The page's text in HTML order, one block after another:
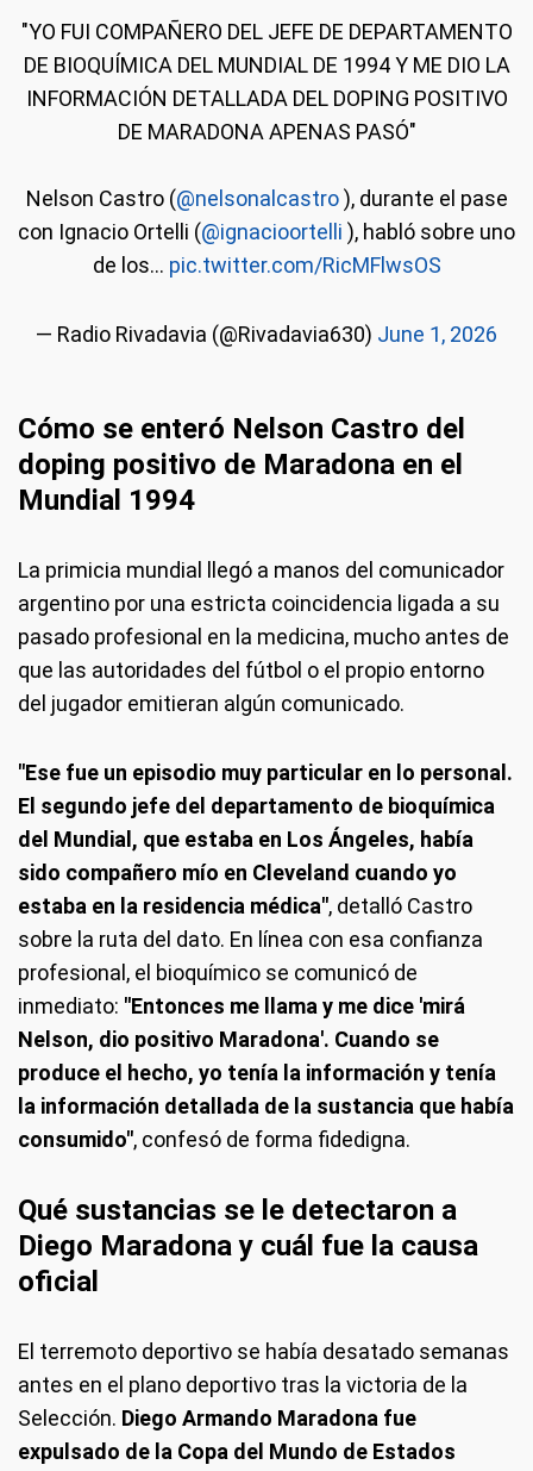
"YO FUI COMPAÑERO DEL JEFE DE DEPARTAMENTO
DE BIOQUÍMICA DEL MUNDIAL DE 1994 Y ME DIO LA
INFORMACIÓN DETALLADA DEL DOPING POSITIVO
DE MARADONA APENAS PASÓ"
Nelson Castro (@nelsonalcastro), durante el pase
con Ignacio Ortelli (@ignacioortelli ), habló sobre uno
de los… pic.twitter.com/RicMFlwsOS
— Radio Rivadavia (@Rivadavia630) June 1, 2026
Cómo se enteró Nelson Castro del
doping positivo de Maradona en el
Mundial 1994
La primicia mundial llegó a manos del comunicador
argentino por una estricta coincidencia ligada a su
pasado profesional en la medicina, mucho antes de
que las autoridades del fútbol o el propio entorno
del jugador emitieran algún comunicado.
"Ese fue un episodio muy particular en lo personal.
El segundo jefe del departamento de bioquímica
del Mundial, que estaba en Los Ángeles, había
sido compañero mío en Cleveland cuando yo
estaba en la residencia médica", detalló Castro
sobre la ruta del dato. En línea con esa confianza
profesional, el bioquímico se comunicó de
inmediato: "Entonces me llama y me dice 'mirá
Nelson, dio positivo Maradona'. Cuando se
produce el hecho, yo tenía la información y tenía
la información detallada de la sustancia que había
consumido", confesó de forma fidedigna.
Qué sustancias se le detectaron a
Diego Maradona y cuál fue la causa
oficial
El terremoto deportivo se había desatado semanas
antes en el plano deportivo tras la victoria de la
Selección. Diego Armando Maradona fue
expulsado de la Copa del Mundo de Estados